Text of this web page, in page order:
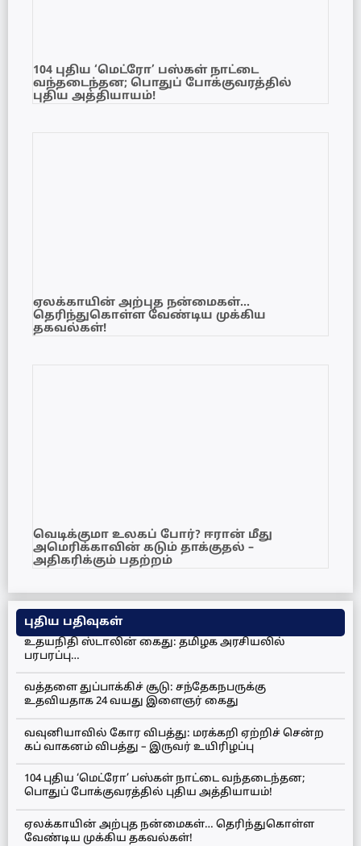
104 புதிய ‘மெட்ரோ’ பஸ்கள் நாட்டை
வந்தடைந்தன; பொதுப் போக்குவரத்தில்
புதிய அத்தியாயம்!
ஏலக்காயின் அற்புத நன்மைகள்…
தெரிந்துகொள்ள வேண்டிய முக்கிய
தகவல்கள்!
வெடிக்குமா உலகப் போர்? ஈரான் மீது
அமெரிக்காவின் கடும் தாக்குதல் –
அதிகரிக்கும் பதற்றம்
புதிய பதிவுகள்
உதயநிதி ஸ்டாலின் கைது: தமிழக அரசியலில்
பரபரப்பு…
வத்தளை துப்பாக்கிச் சூடு: சந்தேகநபருக்கு
உதவியதாக 24 வயது இளைஞர் கைது
வவுனியாவில் கோர விபத்து: மரக்கறி ஏற்றிச் சென்ற
கப் வாகனம் விபத்து – இருவர் உயிரிழப்பு
104 புதிய ‘மெட்ரோ’ பஸ்கள் நாட்டை வந்தடைந்தன;
பொதுப் போக்குவரத்தில் புதிய அத்தியாயம்!
ஏலக்காயின் அற்புத நன்மைகள்… தெரிந்துகொள்ள
வேண்டிய முக்கிய தகவல்கள்!